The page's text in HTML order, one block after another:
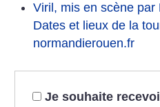
Viril, mis en scène par
Dates et lieux de la
normandierouen.fr
Je souhaite